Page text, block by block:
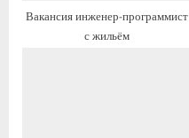
Вакансия инженер-программист
с жильём